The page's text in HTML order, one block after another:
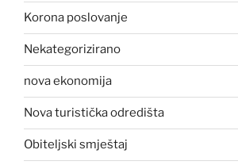
Korona poslovanje
Nekategorizirano
nova ekonomija
Nova turistička odredišta
Obiteljski smještaj